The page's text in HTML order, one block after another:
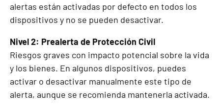
alertas están activadas por defecto en todos los
dispositivos y no se pueden desactivar.
Nivel 2: Prealerta de Protección Civil
Riesgos graves con impacto potencial sobre la vida
y los bienes. En algunos dispositivos, puedes
activar o desactivar manualmente este tipo de
alerta, aunque se recomienda mantenerla activada.